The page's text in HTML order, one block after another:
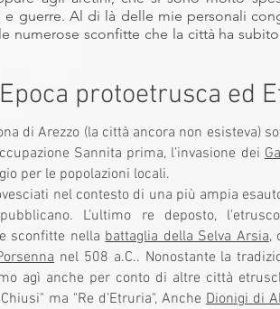
guerre. Al di là delle mie personali
numerose sconfitte che la città ha
Epoca protoetrusca ed
di Arezzo (la città ancora non esisteva)
Sannita prima, l’invasione dei
per le popolazioni locali.
nel contesto di una più ampia
L’ultimo re deposto,
sconfitte nellabattaglia della Selva Arsia,
nel 508 a.C.. Nonostante la
agì anche per conto di altre città
ma "Re d'Etruria", Anche Dionigi di